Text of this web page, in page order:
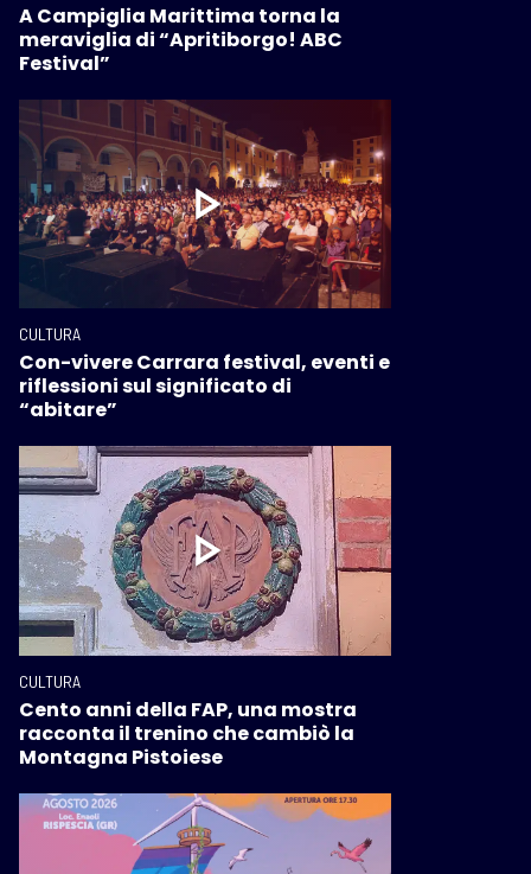
A Campiglia Marittima torna la
meraviglia di “Apritiborgo! ABC
Festival”
CULTURA
Con-vivere Carrara festival, eventi e
riflessioni sul significato di
“abitare”
CULTURA
Cento anni della FAP, una mostra
racconta il trenino che cambiò la
Montagna Pistoiese